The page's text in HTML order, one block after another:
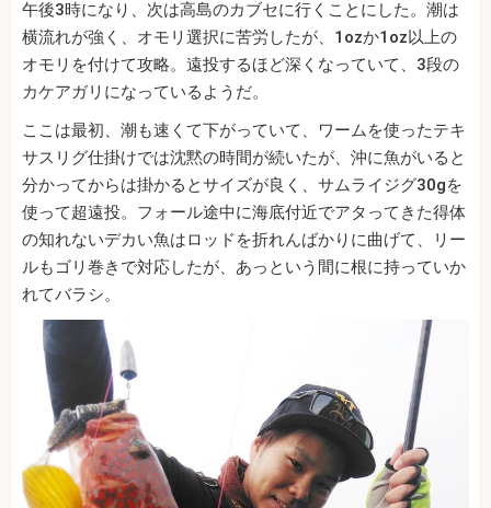
午後3時になり、次は高島のカブセに行くことにした。潮は
横流れが強く、オモリ選択に苦労したが、1ozか1oz以上の
オモリを付けて攻略。遠投するほど深くなっていて、3段の
カケアガリになっているようだ。
ここは最初、潮も速くて下がっていて、ワームを使ったテキ
サスリグ仕掛けでは沈黙の時間が続いたが、沖に魚がいると
分かってからは掛かるとサイズが良く、サムライジグ30gを
使って超遠投。フォール途中に海底付近でアタってきた得体
の知れないデカい魚はロッドを折れんばかりに曲げて、リー
ルもゴリ巻きで対応したが、あっという間に根に持っていか
れてバラシ。